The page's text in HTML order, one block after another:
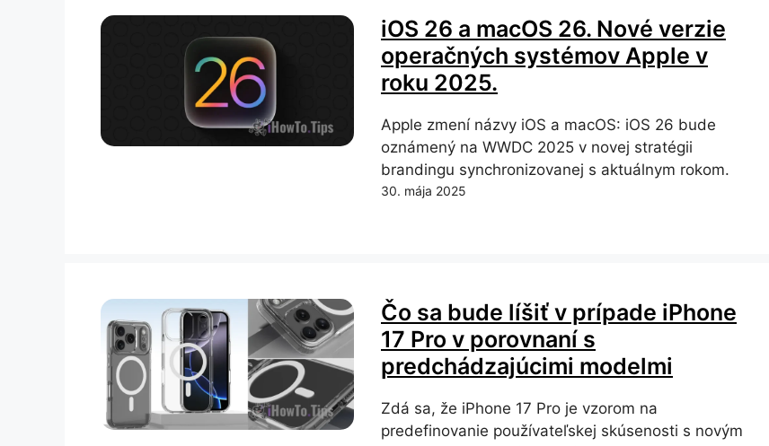
iOS 26 a macOS 26. Nové verzie
operačných systémov Apple v
roku 2025.
Apple zmení názvy iOS a macOS: iOS 26 bude
oznámený na WWDC 2025 v novej stratégii
brandingu synchronizovanej s aktuálnym rokom.
30. mája 2025
Čo sa bude líšiť v prípade iPhone
17 Pro v porovnaní s
predchádzajúcimi modelmi
Zdá sa, že iPhone 17 Pro je vzorom na
predefinovanie používateľskej skúsenosti s novým